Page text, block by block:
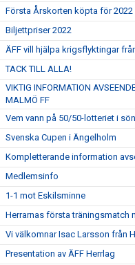
Första Årskorten köpta för 2022
Biljettpriser 2022
ÄFF vill hjälpa krigsflyktingar
TACK TILL ALLA!
VIKTIG INFORMATION
MALMÖ FF
Vem vann på 50/50-lotteriet i
Svenska Cupen i Ängelholm
Kompletterande information
Medlemsinfo
1-1 mot Eskilsminne
Herrarnas första träningsmatch
Vi välkomnar Isac Larsson från
Presentation av ÄFF Herrlag